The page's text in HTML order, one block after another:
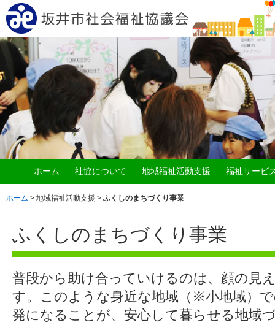
ホーム 社協について 地域福祉活動支援 福祉サービ
ホーム > 地域福祉活動支援 > ふくしのまちづくり事業
ふくしのまちづくり事業
普段から助け合っていけるのは、顔の見
す。このような身近な地域（※小地域）
発になることが、安心して暮らせる地域